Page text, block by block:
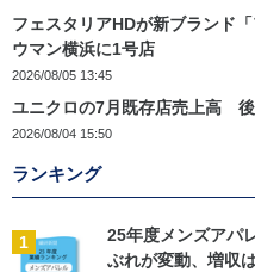
フェスタリアHDが新ブランド
ウマン横浜に1号店
2026/08/05 13:45
ユニクロの7月既存店売上高
2026/08/04 15:50
ランキング
1
25年度メンズアパ
ぶれが変動、増収